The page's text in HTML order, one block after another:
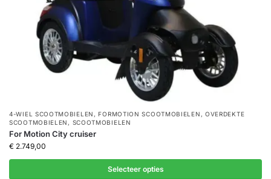
4-WIEL SCOOTMOBIELEN ,FORMOTION SCOOTMOBIELEN , OVERDEKTE
SCOOTMOBIELEN , SCOOTMOBIELEN
For Motion City cruiser
€ 2.749,00
Selecteer opties